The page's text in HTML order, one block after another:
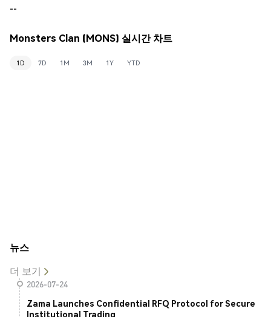
--
Monsters Clan (MONS) 실시간 차트
1D 7D 1M 3M 1Y YTD
뉴스
더 보기
2026-07-24
Zama Launches Confidential RFQ Protocol for Secure
Institutional Trading